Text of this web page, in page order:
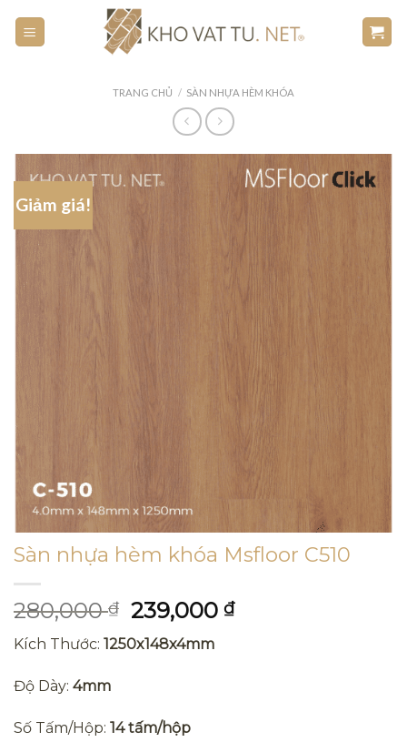
TRANG CHỦ / SÀN NHỰA HÈM KHÓA
Giảm giá!
Sàn nhựa hèm khóa Msfloor C510
280,000₫ Giá
gốc
là:
239,000₫Giá
Kích Thước: 1250x148x4mm
Độ Dày: 4mm
Số Tấm/Hộp: 14 tấm/hộp